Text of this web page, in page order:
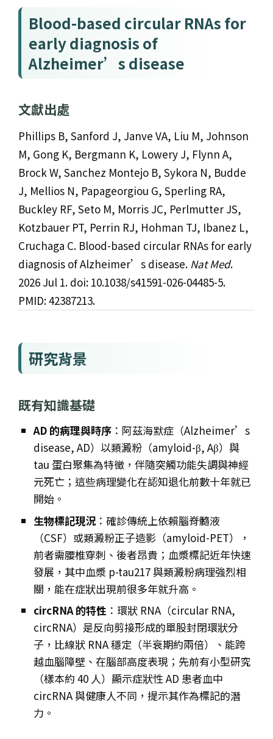
Blood-based circular RNAs for
early diagnosis of
Alzheimer’s disease
文獻出處
Phillips B, Sanford J, Janve VA, Liu M, Johnson
M, Gong K, Bergmann K, Lowery J, Flynn A,
Brock W, Sanchez Montejo B, Sykora N, Budde
J, Mellios N, Papageorgiou G, Sperling RA,
Buckley RF, Seto M, Morris JC, Perlmutter JS,
Kotzbauer PT, Perrin RJ, Hohman TJ, Ibanez L,
Cruchaga C. Blood-based circular RNAs for early
diagnosis of Alzheimer’s disease. Nat Med.
2026 Jul 1. doi: 10.1038/s41591-026-04485-5.
PMID: 42387213.
研究背景
既有知識基礎
AD 的病理與時序 ：阿茲海默症（Alzheimer’s
disease, AD）以類澱粉（amyloid-β, Aβ）與
tau 蛋白聚集為特徵，伴隨突觸功能失調與神經
元死亡；這些病理變化在認知退化前數十年就已
開始。
生物標記現況：確診傳統上依賴腦脊髓液
（CSF）或類澱粉正子造影（amyloid-PET），
前者需腰椎穿刺、後者昂貴；血漿標記近年快速
發展，其中血漿 p-tau217 與類澱粉病理強烈相
關，能在症狀出現前很多年就升高。
circRNA 的特性 ：環狀 RNA（circular RNA,
circRNA）是反向剪接形成的單股封閉環狀分
子，比線狀 RNA 穩定（半衰期約兩倍）、能跨
越血腦障壁、在腦部高度表現；先前有小型研究
（樣本約 40 人）顯示症狀性 AD 患者血中
circRNA 與健康人不同，提示其作為標記的潛
力。